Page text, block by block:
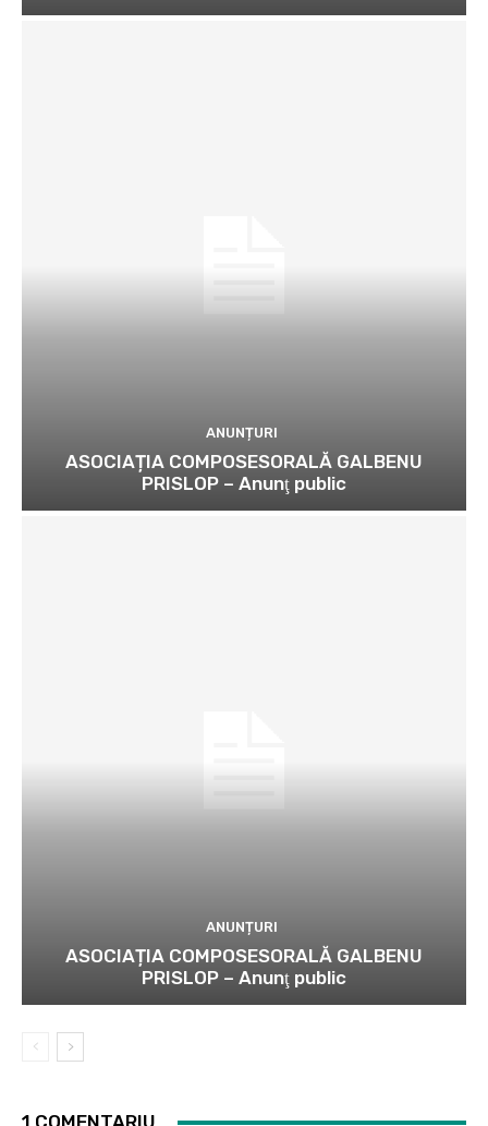
ANUNȚURI
ASOCIAȚIA COMPOSESORALĂ GALBENU
PRISLOP – Anunţ public
ANUNȚURI
ASOCIAȚIA COMPOSESORALĂ GALBENU
PRISLOP – Anunţ public